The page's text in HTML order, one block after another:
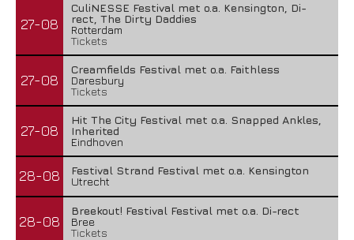
27-08
CuliNESSE Festival met o.a. Kensington, Di-
rect, The Dirty Daddies
Rotterdam
Tickets
27-08
Creamfields Festival met o.a. Faithless
Daresbury
Tickets
27-08
Hit The City Festival met o.a. Snapped Ankles,
Inherited
Eindhoven
28-08
Festival Strand Festival met o.a. Kensington
Utrecht
28-08
Breekout! Festival Festival met o.a. Di-rect
Bree
Tickets